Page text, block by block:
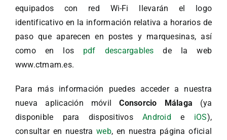
equipados con red Wi-Fi llevarán el logo
identificativo en la información relativa a horarios de
paso que aparecen en postes y marquesinas, así
como en los pdf descargables de la web
www.ctmam.es.
Para más información puedes acceder a nuestra
nueva aplicación móvilConsorcio Málaga (ya
disponible para dispositivosAndroid e iOS),
consultar en nuestraweb, en nuestra página oficial